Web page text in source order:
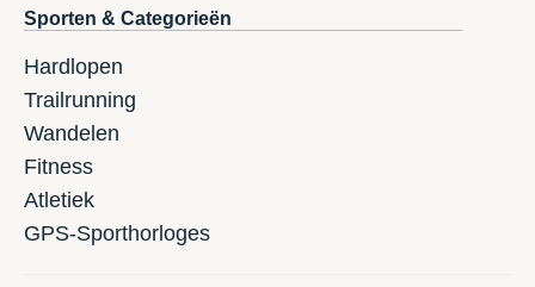
Sporten & Categorieën
Hardlopen
Trailrunning
Wandelen
Fitness
Atletiek
GPS-Sporthorloges